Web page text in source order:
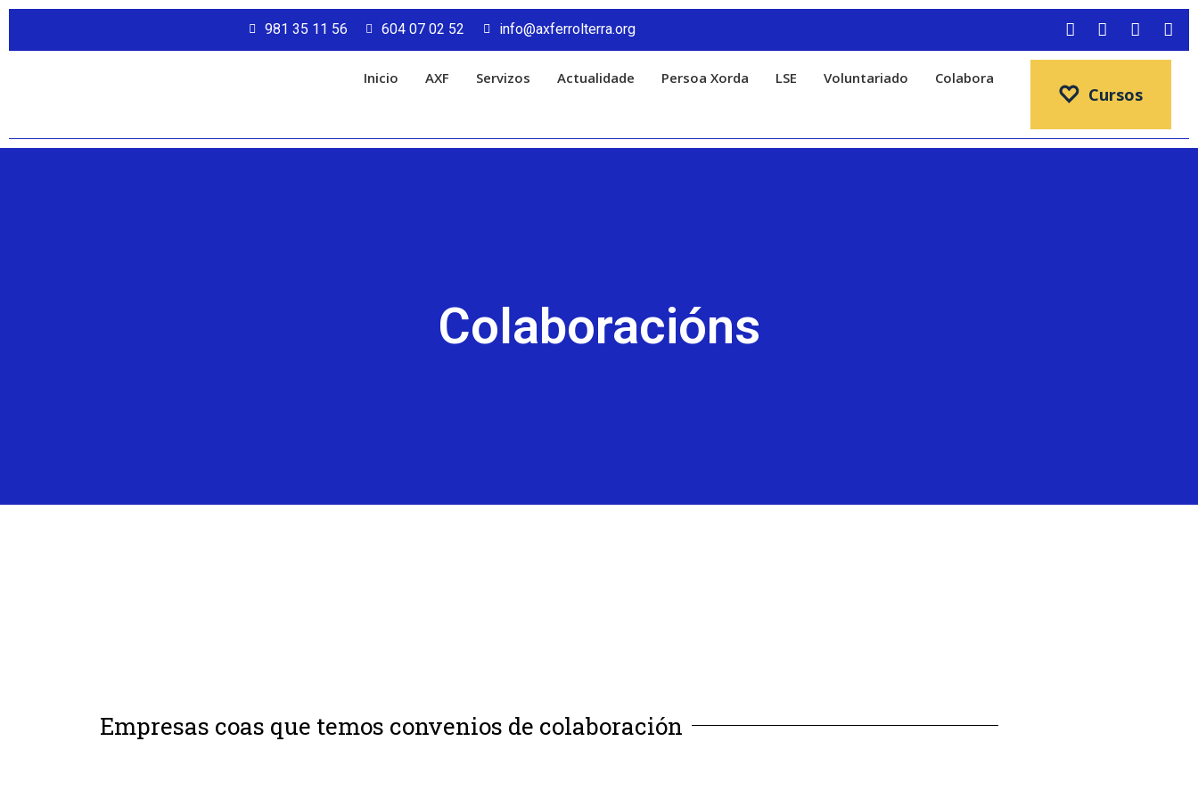
981 35 11 56 604 07 02 52 info@axferrolterra.org
Inicio AXF Servizos Actualidade Persoa Xorda LSE Voluntariado Colabora
Cursos
Info
Colaboracións
Empresas coas que temos convenios de colaboración